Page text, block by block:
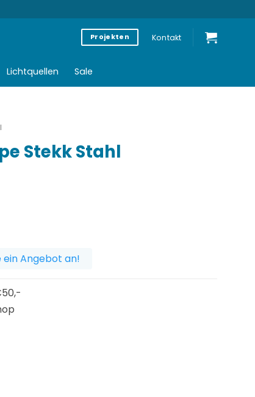
Projekten Kontakt
Lichtquellen Sale
Stekk Stahl
ein Angebot an!